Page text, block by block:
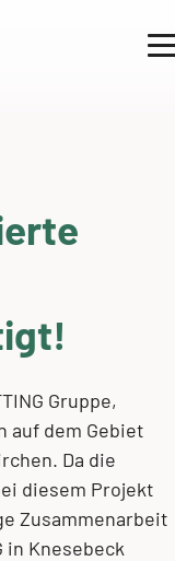
Gruppe,
auf dem Gebiet
Da die
diesem Projekt
Zusammenarbeit
in Knesebeck